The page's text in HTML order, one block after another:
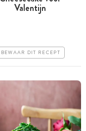
Meer dan 1 uur
Makkelijk
Valentijn
BEWAAR DIT RECEPT